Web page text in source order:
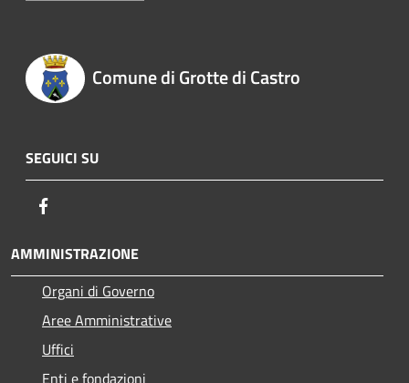
Comune di Grotte di Castro
SEGUICI SU
AMMINISTRAZIONE
Organi di Governo
Aree Amministrative
Uffici
Enti e fondazioni